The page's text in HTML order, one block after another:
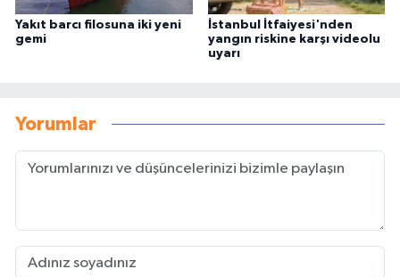
Yakıt barcı filosuna iki yeni
gemi
İstanbul İtfaiyesi'nden
yangın riskine karşı videolu
uyarı
Yorumlar